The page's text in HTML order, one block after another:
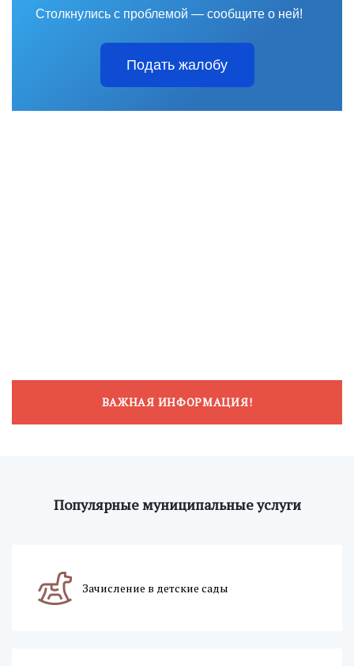
Столкнулись с проблемой — сообщите о ней!
Подать жалобу
ВАЖНАЯ ИНФОРМАЦИЯ!
Популярные муниципальные услуги
Зачисление в детские сады